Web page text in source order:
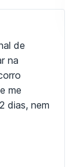
de
na
me
dias, nem